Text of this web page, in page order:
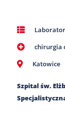
801
302
chirurgia
Katowice
Szpital św.